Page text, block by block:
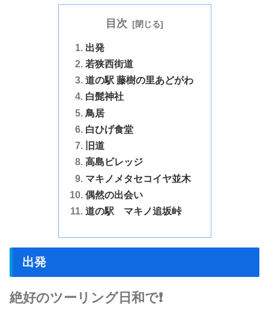
目次
出発
若狭西街道
道の駅 藤樹の里あどがわ
白髭神社
鳥居
白ひげ食堂
旧道
高島ビレッジ
マキノメタセコイヤ並木
偶然の出会い
道の駅 マキノ追坂峠
出発
絶好のツーリング日和で❗